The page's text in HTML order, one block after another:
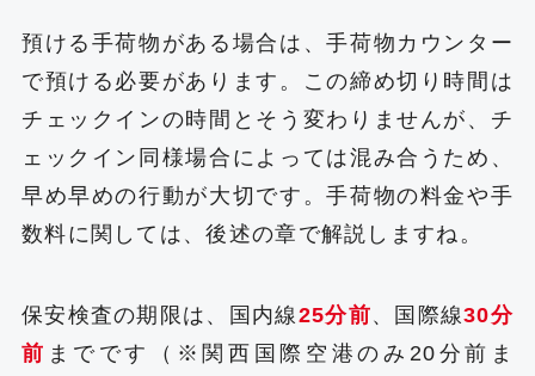
預ける手荷物がある場合は、手荷物カウンター
で預ける必要があります。この締め切り時間は
チェックインの時間とそう変わりませんが、チ
ェックイン同様場合によっては混み合うため、
早め早めの行動が大切です。手荷物の料金や手
数料に関しては、後述の章で解説しますね。
保安検査の期限は、国内線25分前、国際線30分
前 までです（※関西国際空港のみ20分前ま